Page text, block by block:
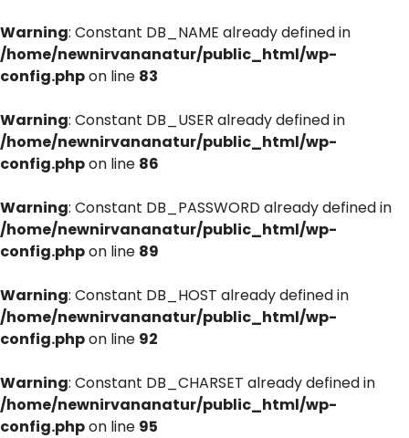
Warning: Constant DB_NAME already defined in
/home/newnirvananatur/public_html/wp-
config.phpon line 83
Warning: Constant DB_USER already defined in
/home/newnirvananatur/public_html/wp-
config.phpon line 86
Warning: Constant DB_PASSWORD already defined in
/home/newnirvananatur/public_html/wp-
config.phpon line 89
Warning: Constant DB_HOST already defined in
/home/newnirvananatur/public_html/wp-
config.phpon line 92
Warning: Constant DB_CHARSET already defined in
/home/newnirvananatur/public_html/wp-
config.phpon line 95